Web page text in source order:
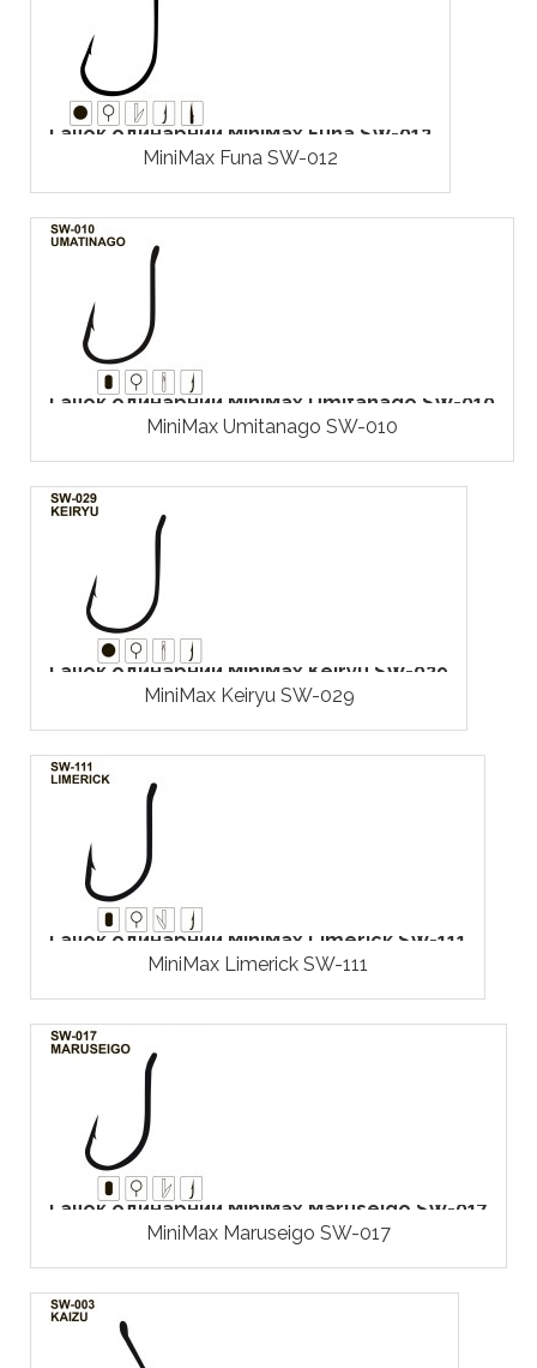
Гачок одинарний MiniMax Funa SW-012
MiniMax Funa SW-012
Гачок одинарний MiniMax Umitanago SW-010
MiniMax Umitanago SW-010
Гачок одинарний MiniMax Keiryu SW-029
MiniMax Keiryu SW-029
Гачок одинарний MiniMax Limerick SW-111
MiniMax Limerick SW-111
Гачок одинарний MiniMax Maruseigo SW-017
MiniMax Maruseigo SW-017